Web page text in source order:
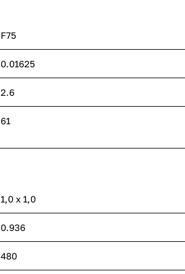
F75
0.01625
2.6
61
1,0 х 1,0
0.936
480